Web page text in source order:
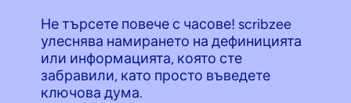
Не търсете повече с часове! scribzee
улеснява намирането на дефиницията
или информацията, която сте
забравили, като просто въведете
ключова дума.